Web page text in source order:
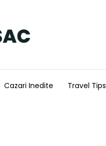
Cazari Inedite Travel Tips